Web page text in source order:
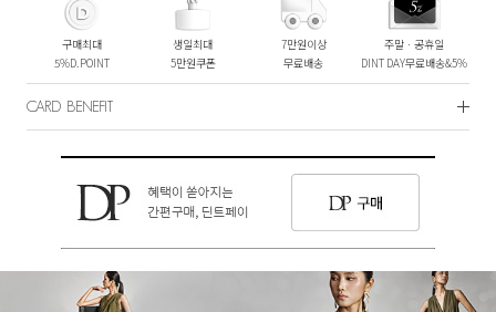
구매최대
5%D.POINT
생일최대
5만원쿠폰
7만원이상
무료배송
주말ㆍ공휴일
DINT DAY무료배송&5%
CARD BENEFIT